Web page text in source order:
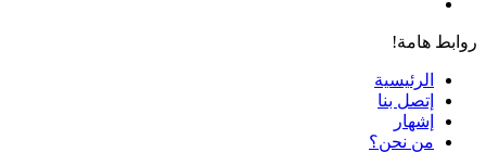
روابط هامة!
الرئيسية
إتصل بنا
إشهار
من نحن؟